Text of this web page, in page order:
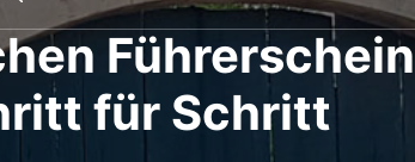
für Schritt